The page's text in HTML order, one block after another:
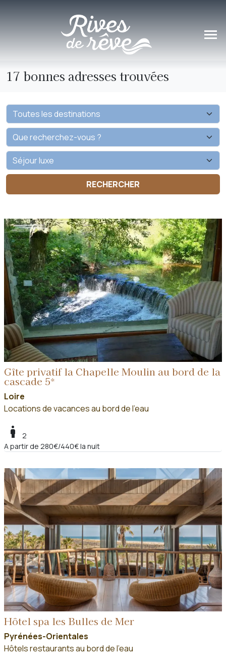
17 bonnes adresses trouvées
Gîte privatif la Chapelle Moulin au bord de la
cascade 5*
Loire
Locations de vacances au bord de l'eau
boy
2
A partir de 280€/440€ la nuit
Hôtel spa les Bulles de Mer
Pyrénées-Orientales
Hôtels restaurants au bord de l'eau